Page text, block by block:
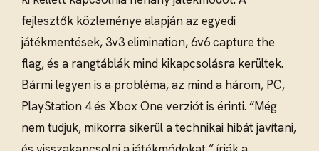
fejlesztők közleménye alapján az egyedi
játékmentések, 3v3 elimination, 6v6 capture the
flag, és a rangtáblák mind kikapcsolásra kerültek.
Bármi legyen is a probléma, az mind a három, PC,
PlayStation 4 és Xbox One verziót is érinti. “Még
nem tudjuk, mikorra sikerül a technikai hibát javítani,